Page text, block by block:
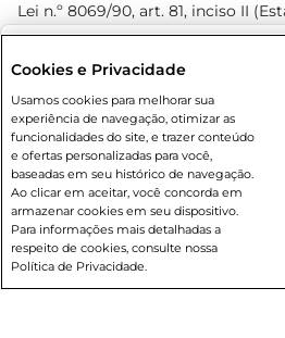
Rio de Janeiro (RJ) Goiás (GO)
Ou
Caso queira comprar online,
suas compras:
Entrega em casa
Lei n.º 8069/90, art. 81, inciso II
Adolescente). Preços e condições
prévio. O valor mínimo para as
80,00.
© 2026 Copyright.
reservados
Cookies e Privacidade
Usamos cookies para melhorar sua
experiência de navegação, otimizar as
funcionalidades do site, e trazer conteúdo
e ofertas personalizadas para você,
baseadas em seu histórico de navegação.
Ao clicar em aceitar, você concorda em
armazenar cookies em seu dispositivo.
Para informações mais detalhadas a
respeito de cookies, consulte nossa
Política de Privacidade.